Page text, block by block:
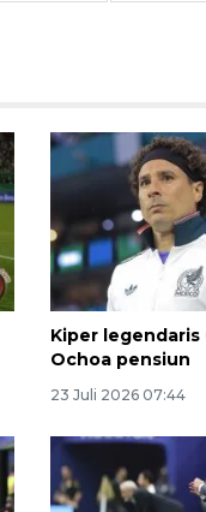
Kiper legendaris
Ochoa pensiun
23 Juli 2026 07:44